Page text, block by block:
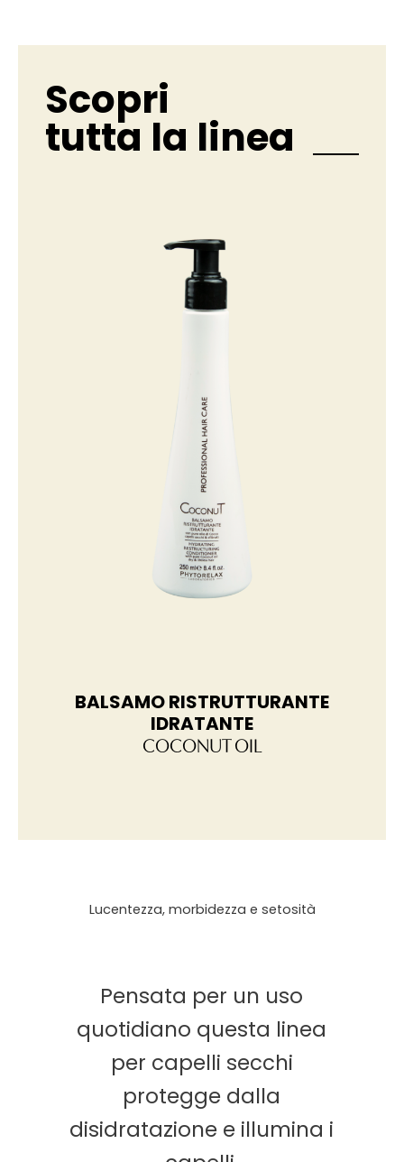
Scopri
tutta la linea
BALSAMO RISTRUTTURANTE
IDRATANTE
COCONUT OIL
Lucentezza, morbidezza e setosità
Pensata per un uso
quotidiano questa linea
per capelli secchi
protegge dalla
disidratazione e illumina i